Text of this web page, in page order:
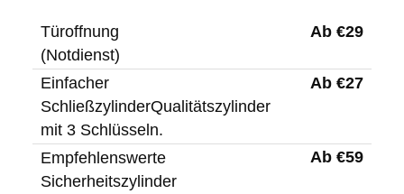
Türoffnung
(Notdienst)
Ab €29
Einfacher
SchließzylinderQualitätszylinder
mit 3 Schlüsseln.
Ab €27
Empfehlenswerte
Sicherheitszylinder
Ab €59